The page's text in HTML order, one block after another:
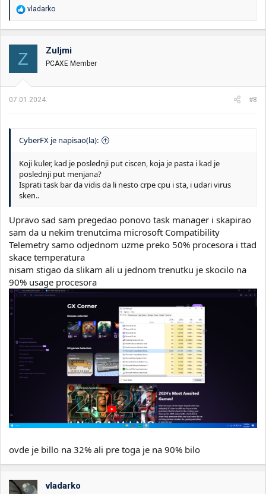
R
a
o
v
a
n
:
vladarko
Z Zuljmi
PCAXE Member
07.01.2024. #8
CyberFX je napisao(la):
Koji kuler, kad je poslednji put ciscen, koja je pasta i kad je
poslednji put menjana?
Isprati task bar da vidis da li nesto crpe cpu i sta, i udari virus
sken..
Upravo sad sam pregedao ponovo task manager i skapirao
sam da u nekim trenutcima microsoft Compatibility
Telemetry samo odjednom uzme preko 50% procesora i ttad
skace temperatura
nisam stigao da slikam ali u jednom trenutku je skocilo na
90% usage procesora
ovde je billo na 32% ali pre toga je na 90% bilo
vladarko